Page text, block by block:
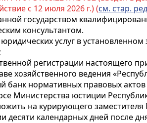
с 12 июля 2026 г.) (см. стар.
государством
консультантом.
услуг в
регистрации настоящего
хозяйственного ведения
нормативных правовых актов
Министерства юстиции
на курирующего
десяти календарных дней после